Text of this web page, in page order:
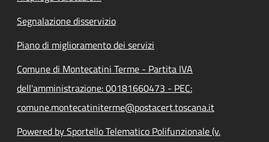
Segnalazione disservizio
Piano di miglioramento dei servizi
Comune di Montecatini Terme - Partita IVA
dell'amministrazione: 00181660473 - PEC:
comune.montecatiniterme@postacert.toscana.it
Powered by Sportello Telematico Polifunzionale (v.